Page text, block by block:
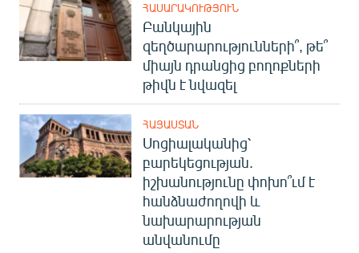
ՀԱՍԱՐԱԿՈՒԹՅՈՒՆ
Բանկային
զեղծարարությունների՞, թե՞
միայն դրանցից բողոքների
թիվն է նվազել
ՀԱՅԱՍՏԱՆ
Սոցիալականից՝
բարեկեցության.
իշխանությունը փոխո՞ւմ է
հանձնաժողովի և
նախարարության
անվանումը